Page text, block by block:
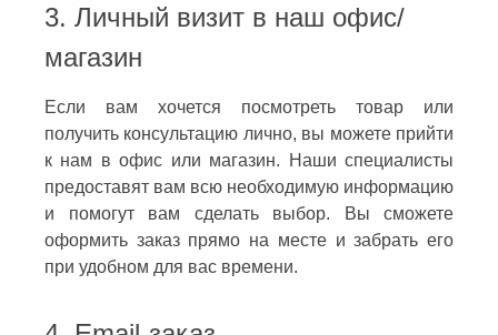
3. Личный визит в наш офис/
магазин
Если вам хочется посмотреть товар или
получить консультацию лично, вы можете прийти
к нам в офис или магазин. Наши специалисты
предоставят вам всю необходимую информацию
и помогут вам сделать выбор. Вы сможете
оформить заказ прямо на месте и забрать его
при удобном для вас времени.